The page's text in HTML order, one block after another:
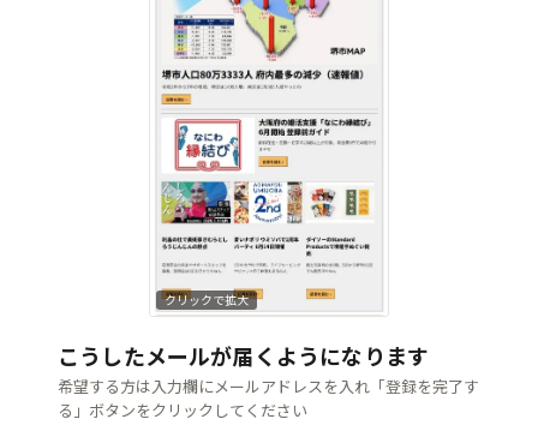
クリックで拡大
こうしたメールが届くようになります
希望する方は入力欄にメールアドレスを入れ「登録を完了す
る」ボタンをクリックしてください